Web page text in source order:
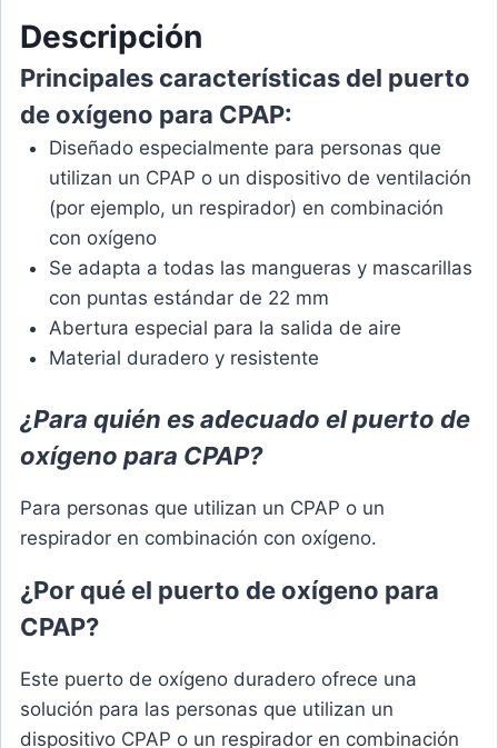
Descripción
Principales características del puerto
de oxígeno para CPAP:
Diseñado especialmente para personas que
utilizan un CPAP o un dispositivo de ventilación
(por ejemplo, un respirador) en combinación
con oxígeno
Se adapta a todas las mangueras y mascarillas
con puntas estándar de 22 mm
Abertura especial para la salida de aire
Material duradero y resistente
¿Para quién es adecuado el puerto de
oxígeno para CPAP?
Para personas que utilizan un CPAP o un
respirador en combinación con oxígeno.
¿Por qué el puerto de oxígeno para
CPAP?
Este puerto de oxígeno duradero ofrece una
solución para las personas que utilizan un
dispositivo CPAP o un respirador en combinación